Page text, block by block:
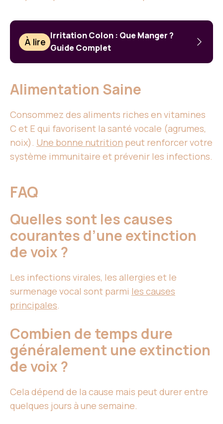
À lire
Irritation Colon : Que Manger ?
Guide Complet
Alimentation Saine
Consommez des aliments riches en vitamines
C et E qui favorisent la santé vocale (agrumes,
noix). Une bonne nutrition peut renforcer votre
système immunitaire et prévenir les infections.
FAQ
Quelles sont les causes
courantes d’une extinction
de voix ?
Les infections virales, les allergies et le
surmenage vocal sont parmi les causes
principales.
Combien de temps dure
généralement une extinction
de voix ?
Cela dépend de la cause mais peut durer entre
quelques jours à une semaine.